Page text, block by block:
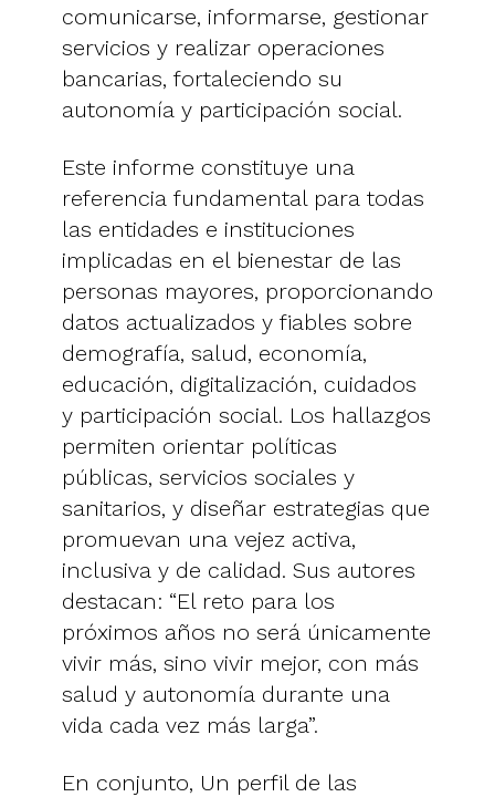
comunicarse, informarse, gestionar
servicios y realizar operaciones
bancarias, fortaleciendo su
autonomía y participación social.
Este informe constituye una
referencia fundamental para todas
las entidades e instituciones
implicadas en el bienestar de las
personas mayores, proporcionando
datos actualizados y fiables sobre
demografía, salud, economía,
educación, digitalización, cuidados
y participación social. Los hallazgos
permiten orientar políticas
públicas, servicios sociales y
sanitarios, y diseñar estrategias que
promuevan una vejez activa,
inclusiva y de calidad. Sus autores
destacan: “El reto para los
próximos años no será únicamente
vivir más, sino vivir mejor, con más
salud y autonomía durante una
vida cada vez más larga”.
En conjunto, Un perfil de las